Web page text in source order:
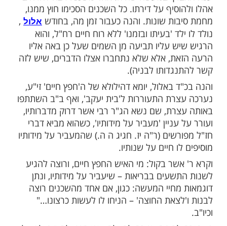
אלימלך בידרמן שליט"א: בא וראה מתן שכרו
על מידותיו. שמעתי מפמ"מ הגאון רבי אשר
מעיה"ק ירושלים ת"ו, אשר נשא דרשת
בער"ח ב'מעמד' בבני ברק, והנה בצאתו משם
אברך ואמר לו: "מחויב אנכי להודות לכם"…
את עיניו בתמיהה ושאלו: על מה הינך
לי?
במעשה שהיה: אחד משכניו רצה להרחיב
על דירתו. כל השכנים הסכימו חוץ ממנו,
שונות. והנה כעבור זמן מה, בחודש
אלול
'בעיתו ובזמנו' ללא רוח חיים רח"ל, והוא
עליו תביעה מן השמים שעל כן באה אליו
אלא שלא נתחברו אצלו הדברים, שיש לזה
לבניה).